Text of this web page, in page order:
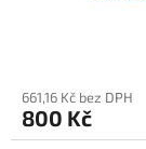
661,16 Kč bez DPH
800 Kč